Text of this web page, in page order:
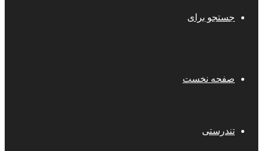
جستجو برای
صفحه نخست
تندرستی